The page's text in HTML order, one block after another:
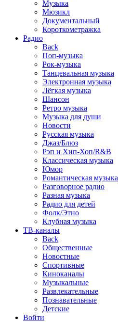
Музыка
Мюзикл
Документальный
Короткометражка
Радио
Back
Поп-музыка
Рок-музыка
Танцевальная музыка
Электронная музыка
Лёгкая музыка
Шансон
Ретро музыка
Музыка для души
Новости
Русская музыка
Джаз/Блюз
Рэп и Хип-Хоп/R&B
Классическая музыка
Юмор
Романтическая музыка
Разговорное радио
Разная музыка
Радио для детей
Фолк/Этно
Клубная музыка
ТВ-каналы
Back
Общественные
Новостные
Спортивные
Киноканалы
Музыкальные
Развлекательные
Познавательные
Детские
Войти